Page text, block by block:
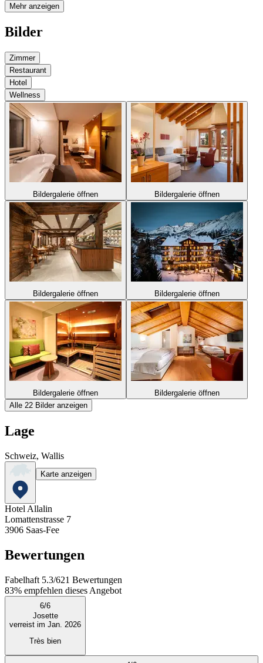
Mehr anzeigen
Bilder
Zimmer
Restaurant
Hotel
Wellness
Bildergalerie öffnen Bildergalerie öffnen
Bildergalerie öffnen Bildergalerie öffnen
Bildergalerie öffnen
Bildergalerie öffnen
Alle 22 Bilder anzeigen
Lage
Schweiz, Wallis
Karte anzeigen
Hotel Allalin
Lomattenstrasse 7
3906 Saas-Fee
Bewertungen
Fabelhaft 5.3/621 Bewertungen
83% empfehlen dieses Angebot
6/6
Josette
verreist im Jan. 2026
Très bien